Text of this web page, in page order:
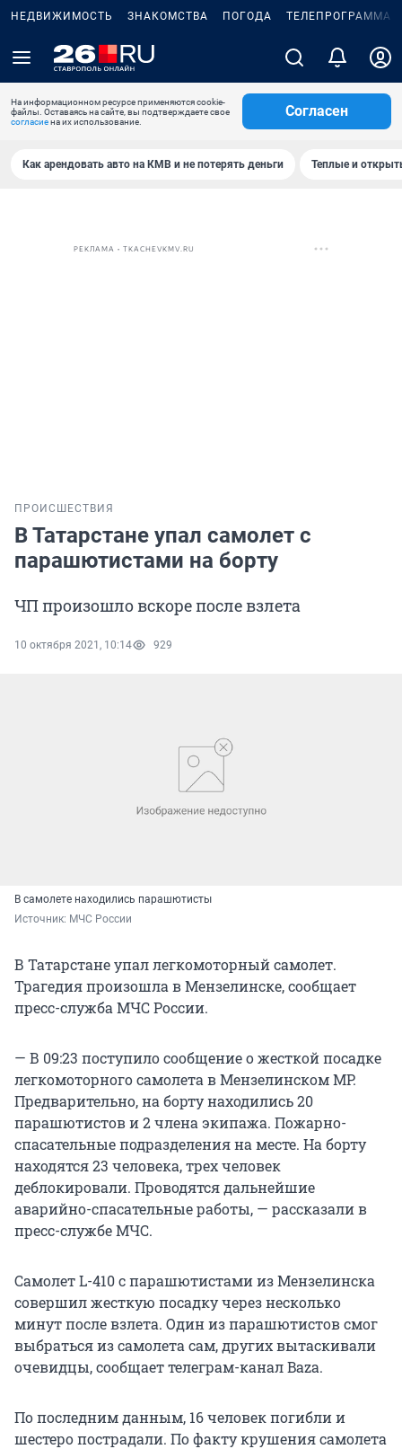
НЕДВИЖИМОСТЬ ЗНАКОМСТВА ПОГОДА ТЕЛЕПРОГРАММА
На информационном ресурсе применяются cookie-
файлы. Оставаясь на сайте, вы подтверждаете свое
согласиена их использование.
Согласен
Как арендовать авто на КМВ и не потерять деньги Теплые и
РЕКЛАМА • TKACHEVKMV.RU
ПРОИСШЕСТВИЯ
В Татарстане упал самолет с
парашютистами на борту
ЧП произошло вскоре после взлета
10 октября 2021, 10:14 929
В самолете находились парашютисты
Источник: МЧС России
В Татарстане упал легкомоторный самолет.
Трагедия произошла в Мензелинске, сообщает
пресс-служба МЧС России.
— В 09:23 поступило сообщение о жесткой посадке
легкомоторного самолета в Мензелинском МР.
Предварительно, на борту находились 20
парашютистов и 2 члена экипажа. Пожарно-
спасательные подразделения на месте. На борту
находятся 23 человека, трех человек
деблокировали. Проводятся дальнейшие
аварийно-спасательные работы, — рассказали в
пресс-службе МЧС.
Самолет L-410 с парашютистами из Мензелинска
совершил жесткую посадку через несколько
минут после взлета. Один из парашютистов смог
выбраться из самолета сам, других вытаскивали
очевидцы, сообщает телеграм-канал Baza.
По последним данным, 16 человек погибли и
шестеро пострадали. По факту крушения самолета